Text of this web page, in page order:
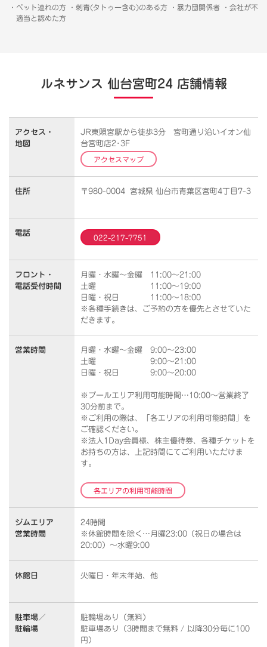
・ペット連れの方 ・刺青(タトゥー含む)のある方 ・暴力団関係者 ・会社が不
適当と認めた方
ルネサンス 仙台宮町24 店舗情報
アクセス・
地図
JR東照宮駅から徒歩3分 宮町通り沿いイオン仙
台宮町店2･3F
アクセスマップ
住所 〒980-0004 宮城県 仙台市青葉区宮町4丁目7-3
電話
022-217-7751
フロント・
電話受付時間
月曜・水曜～金曜 11:00～21:00
土曜 11:00～19:00
日曜・祝日 11:00～18:00
※各種手続きは、ご予約の方を優先とさせていた
だきます。
営業時間
月曜・水曜～金曜 9:00～23:00
土曜 9:00～21:00
日曜・祝日 9:00～20:00
※プールエリア利用可能時間…10:00～営業終了
30分前まで。
※ご利用の際は、「各エリアの利用可能時間」を
ご確認ください。
※法人1Day会員様、株主優待券、各種チケットを
お持ちの方は、上記時間にてご利用いただけま
す。
各エリアの利用可能時間
ジムエリア
営業時間
24時間
※休館時間を除く…月曜23:00（祝日の場合は
20:00）～水曜9:00
休館日 火曜日・年末年始、他
駐車場／
駐輪場
駐輪場あり（無料）
駐車場あり（3時間まで無料 / 以降30分毎に100
円）